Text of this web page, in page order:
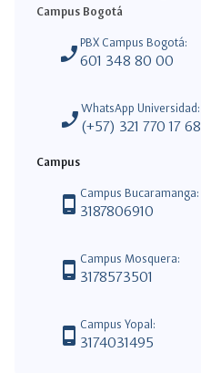
Campus Bogotá
phone_enabled PBX Campus Bogotá:
601 348 80 00
phone_enabled WhatsApp Universidad:
(+57) 321 770 17 68
Campus
phone_android Campus Bucaramanga:
3187806910
phone_android Campus Mosquera:
3178573501
phone_android Campus Yopal:
3174031495